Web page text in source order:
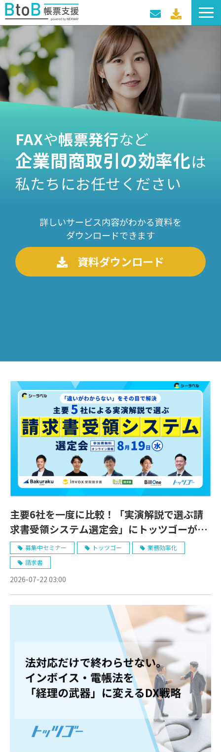
サービス一覧
導入事例
料金プラン
セミナー・イベント
FAXや帳票発行など
企業間商取引の効率化は
私たちにお任せください
詳しいサービス内容がわかる資料を
ダウンロードできます
資料ダウンロード
主要6社を一度に比較！「実演解説で選ぶ請
求書受領システム選定会」にトッツゴーが登
壇します。
募集中セミナー トッツゴー
業務効率化
請求書
2026-07-22 03:00